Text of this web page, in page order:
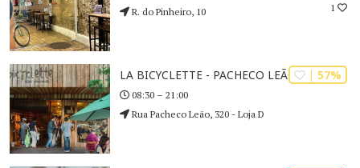
1
R. do Pinheiro, 10
| 57%
LA BICYCLETTE - PACHECO LEÃO
08:30 – 21:00
Rua Pacheco Leão, 320 - Loja D